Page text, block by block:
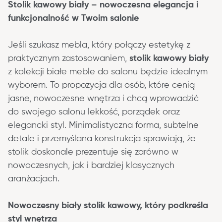
Stolik kawowy biały – nowoczesna elegancja i
funkcjonalność w Twoim salonie
Jeśli szukasz mebla, który połączy estetykę z
praktycznym zastosowaniem, stolik kawowy biały
z kolekcji białe meble do salonu będzie idealnym
wyborem. To propozycja dla osób, które cenią
jasne, nowoczesne wnętrza i chcą wprowadzić
do swojego salonu lekkość, porządek oraz
elegancki styl. Minimalistyczna forma, subtelne
detale i przemyślana konstrukcja sprawiają, że
stolik doskonale prezentuje się zarówno w
nowoczesnych, jak i bardziej klasycznych
aranżacjach.
Nowoczesny biały stolik kawowy, który podkreśla
styl wnętrza